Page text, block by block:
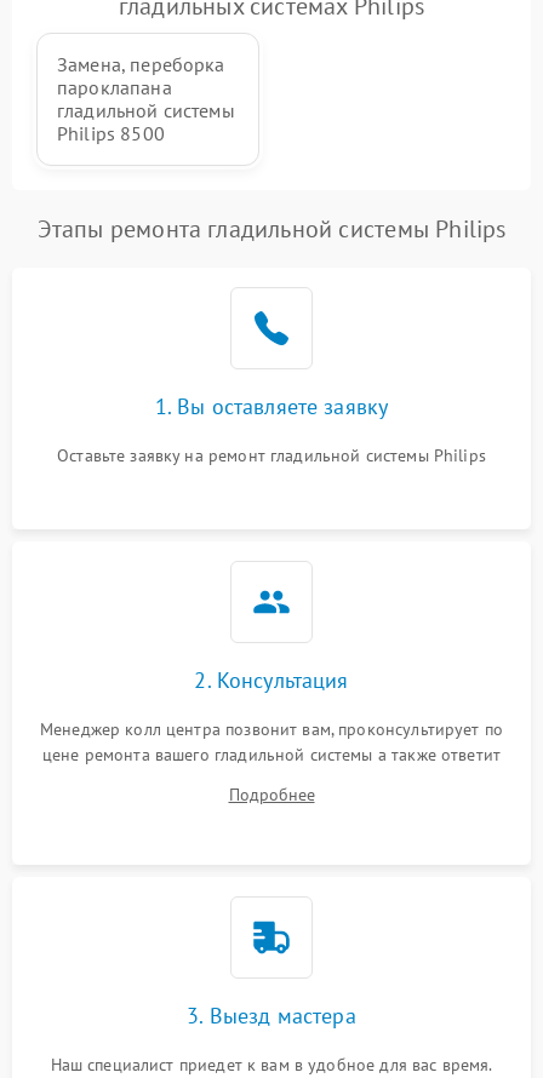
плате
Неисправность кнопок
управления
автоматического
отключения
1500 ₽ Подробнее →
Замена, переборка
пароклапана
гладильной системы
Philips 8500
Этапы ремонта гладильной системы Philips
1. Вы оставляете заявку
Оставьте заявку на ремонт гладильной системы Philips
2. Консультация
Менеджер колл центра позвонит вам, проконсультирует по
цене ремонта вашего гладильной системы а также ответит
Подробнее
3. Выезд мастера
Наш специалист приедет к вам в удобное для вас время.